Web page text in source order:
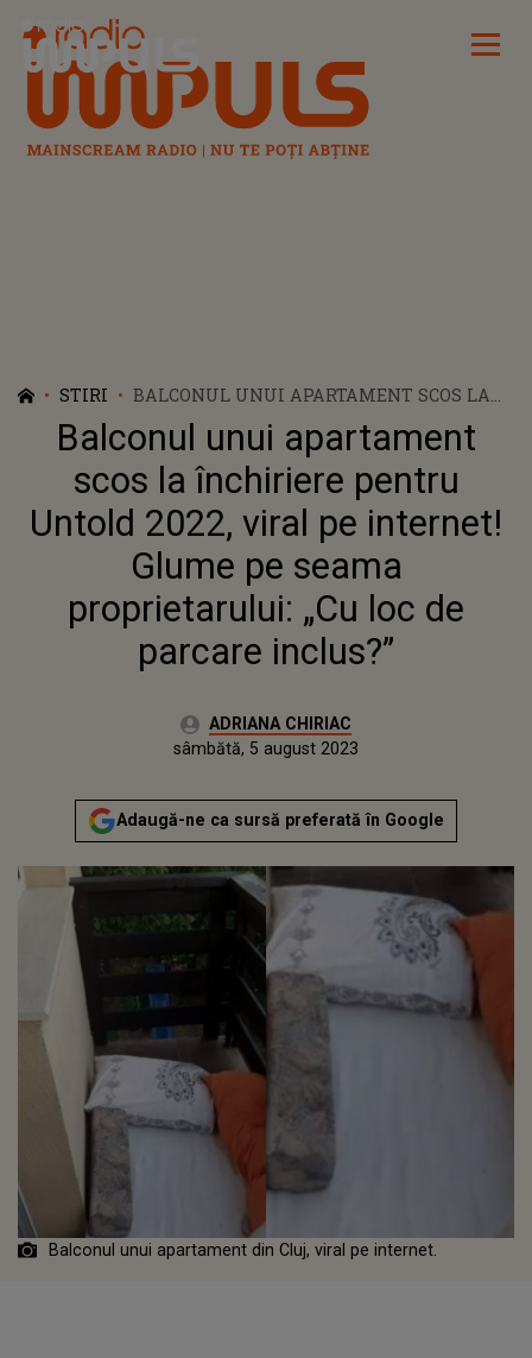
Radio Impuls
STIRI
BALCONUL UNUI APARTAMENT SCOS LA
ÎNCHIRIERE PENTRU UNTOLD 2022, VIRAL
PE INTERNET! GLUME PE SEAMA
PROPRIETARULUI: „CU LOC DE PARCARE
INCLUS?”
Balconul unui apartament
scos la închiriere pentru
Untold 2022, viral pe internet!
Glume pe seama
proprietarului: „Cu loc de
parcare inclus?”
Autor:ADRIANA CHIRIAC
vineri, 5 august 2022Actualizat:
sâmbătă, 5 august 2023
Adaugă-ne ca sursă preferată în Google
Balconul unui apartament din Cluj, viral pe internet.